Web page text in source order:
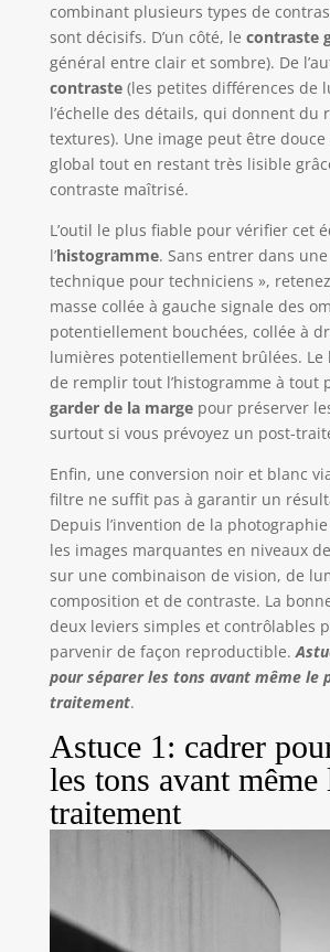
combinant plusieurs types de
sont décisifs. D’un côté, le contraste
général entre clair et sombre). De
contraste(les petites différences de
l’échelle des détails, qui donnent du
textures). Une image peut être
global tout en restant très lisible
contraste maîtrisé.
L’outil le plus fiable pour vérifier cet
l’histogramme. Sans entrer dans
technique pour techniciens »,
masse collée à gauche signale des
potentiellement bouchées, collée à
lumières potentiellement brûlées. Le
de remplir tout l’histogramme à tout
garder de la margepour préserver
surtout si vous prévoyez un post-
Enfin, une conversion noir et blanc
filtre ne suffit pas à garantir un
Depuis l’invention de la
les images marquantes en niveaux
sur une combinaison de vision, de
composition et de contraste. La
deux leviers simples et contrôlables
parvenir de façon reproductible.
pour séparer les tons avant même le
traitement.
Astuce 1: cadrer
les tons avant même
traitement